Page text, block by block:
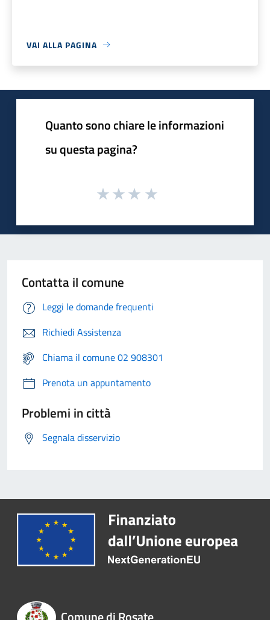
VAI ALLA PAGINA
Quanto sono chiare le informazioni
su questa pagina?
Contatta il comune
Leggi le domande frequenti
Richiedi Assistenza
Chiama il comune 02 908301
Prenota un appuntamento
Problemi in città
Segnala disservizio